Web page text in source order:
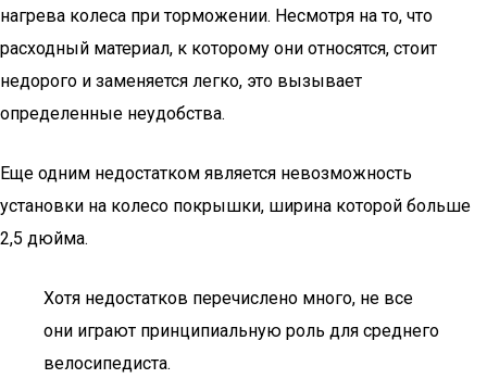
нагрева колеса при торможении. Несмотря на то, что
расходный материал, к которому они относятся, стоит
недорого и заменяется легко, это вызывает
определенные неудобства.
Еще одним недостатком является невозможность
установки на колесо покрышки, ширина которой больше
2,5 дюйма.
Хотя недостатков перечислено много, не все
они играют принципиальную роль для среднего
велосипедиста.